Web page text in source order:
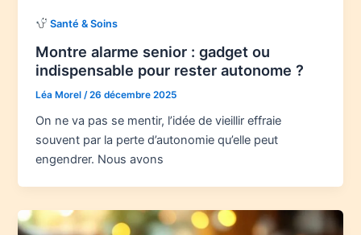
Santé & Soins
Montre alarme senior : gadget ou
indispensable pour rester autonome ?
Léa Morel /26 décembre 2025
On ne va pas se mentir, l’idée de vieillir effraie
souvent par la perte d’autonomie qu’elle peut
engendrer. Nous avons